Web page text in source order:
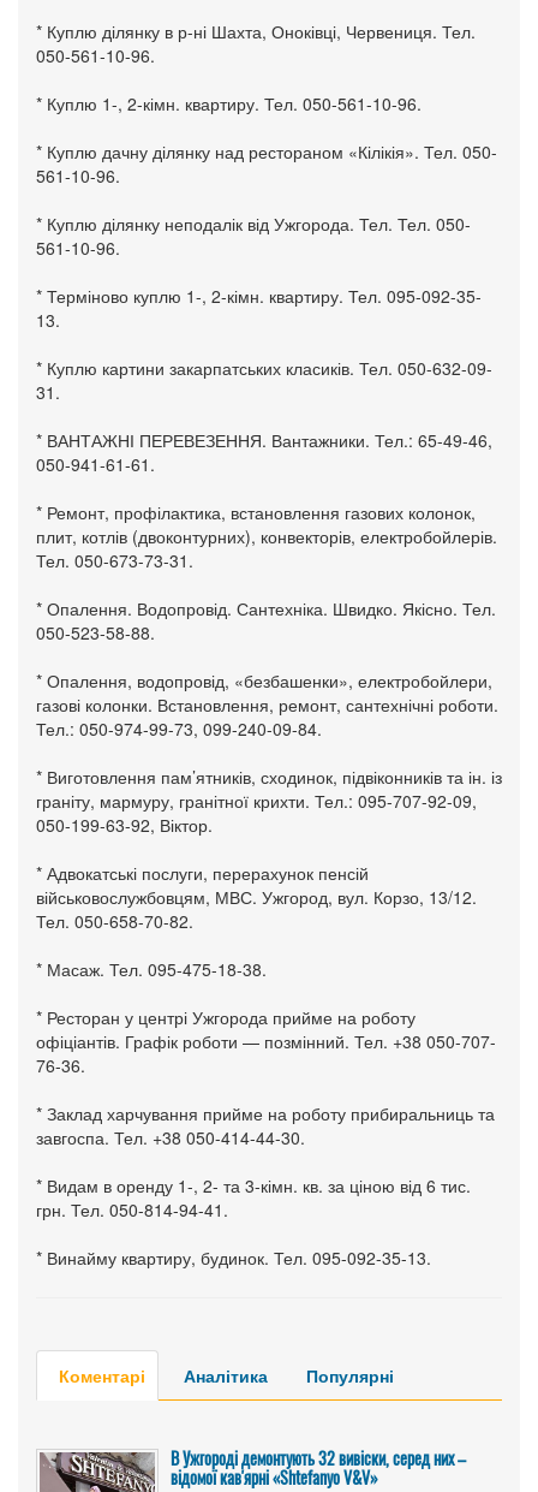
* Куплю ділянку в р-ні Шахта, Оноківці, Червениця. Тел.
050-561-10-96.
* Куплю 1-, 2-кімн. квартиру. Тел. 050-561-10-96.
* Куплю дачну ділянку над рестораном «Кілікія». Тел. 050-
561-10-96.
* Куплю ділянку неподалік від Ужгорода. Тел. Тел. 050-
561-10-96.
* Терміново куплю 1-, 2-кімн. квартиру. Тел. 095-092-35-
13.
* Куплю картини закарпатських класиків. Тел. 050-632-09-
31.
* ВАНТАЖНІ ПЕРЕВЕЗЕННЯ. Вантажники. Тел.: 65-49-46,
050-941-61-61.
* Ремонт, профілактика, встановлення газових колонок,
плит, котлів (двоконтурних), конвекторів, електробойлерів.
Тел. 050-673-73-31.
* Опалення. Водопровід. Сантехніка. Швидко. Якісно. Тел.
050-523-58-88.
* Опалення, водопровід, «безбашенки», електробойлери,
газові колонки. Встановлення, ремонт, сантехнічні роботи.
Тел.: 050-974-99-73, 099-240-09-84.
* Виготовлення пам’ятників, сходинок, підвіконників та ін. із
граніту, мармуру, гранітної крихти. Тел.: 095-707-92-09,
050-199-63-92, Віктор.
* Адвокатські послуги, перерахунок пенсій
військовослужбовцям, МВС. Ужгород, вул. Корзо, 13/12.
Тел. 050-658-70-82.
* Масаж. Тел. 095-475-18-38.
* Ресторан у центрі Ужгорода прийме на роботу
офіціантів. Графік роботи — позмінний. Тел. +38 050-707-
76-36.
* Заклад харчування прийме на роботу прибиральниць та
завгоспа. Тел. +38 050-414-44-30.
* Видам в оренду 1-, 2- та 3-кімн. кв. за ціною від 6 тис.
грн. Тел. 050-814-94-41.
* Винайму квартиру, будинок. Тел. 095-092-35-13.
Коментарі Аналітика Популярні
В Ужгороді демонтують 32 вивіски, серед них –
відомої кав'ярні «Shtefanyo V&V»